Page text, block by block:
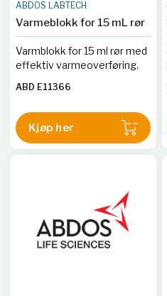
ABDOS LABTECH
Varmeblokk for 15 mL rør
Varmblokk for 15 ml rør med
effektiv varmeoverføring.
ABD E11366
Kjøp her